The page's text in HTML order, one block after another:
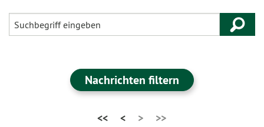
Nachrichten filtern
<< < > >>